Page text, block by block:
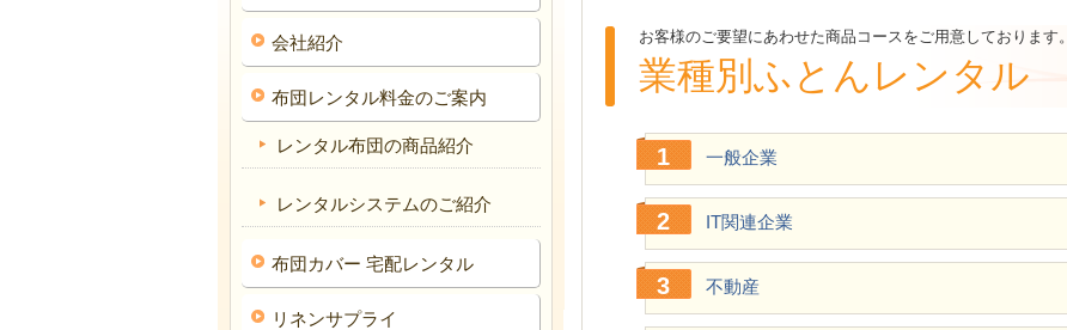
お客様のご要望にあわせた商品コースをご用意しております。
業種別ふとんレンタル
一般企業
IT関連企業
不動産
会社紹介
布団レンタル料金のご案内
レンタル布団の商品紹介
レンタルシステムのご紹介
布団カバー 宅配レンタル
リネンサプライ